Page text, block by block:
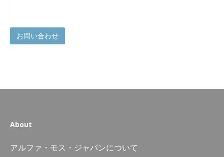
お問い合わせ
About
アルファ・モス・ジャパンについて